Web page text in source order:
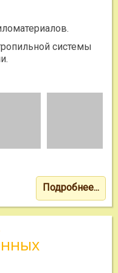
системы
Подробнее...